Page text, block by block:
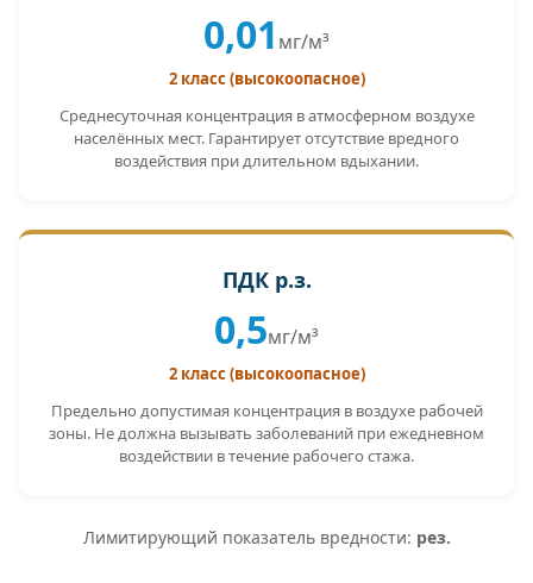
0,01 мг/м³
2 класс (высокоопасное)
Среднесуточная концентрация в атмосферном воздухе
населённых мест. Гарантирует отсутствие вредного
воздействия при длительном вдыхании.
ПДК р.з.
0,5мг/м³
2 класс (высокоопасное)
Предельно допустимая концентрация в воздухе рабочей
зоны. Не должна вызывать заболеваний при ежедневном
воздействии в течение рабочего стажа.
Лимитирующий показатель вредности: рез.